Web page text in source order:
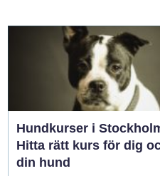
Hundkurser i
Hitta rätt kurs för dig
din hund